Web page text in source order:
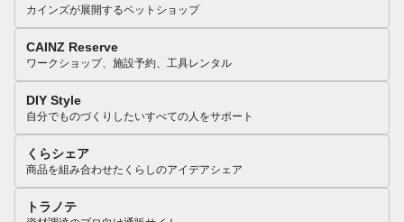
カインズが展開するペットショップ
CAINZ Reserve
ワークショップ、施設予約、工具レンタル
DIY Style
自分でものづくりしたいすべての人をサポート
くらシェア
商品を組み合わせたくらしのアイデアシェア
トラノテ